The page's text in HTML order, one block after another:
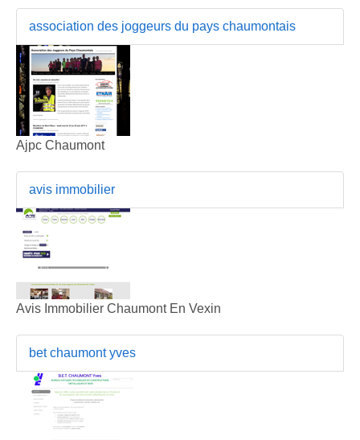
association des joggeurs du pays chaumontais
Ajpc Chaumont
avis immobilier
Avis Immobilier Chaumont En Vexin
bet chaumont yves